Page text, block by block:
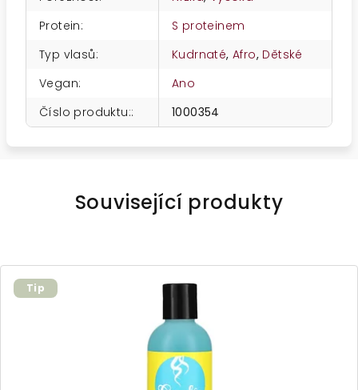
Protein:
S proteinem
Typ vlasů: Kudrnaté,Afro, Dětské
Vegan:
Ano
Číslo produktu:: 1000354
Související produkty
Tip